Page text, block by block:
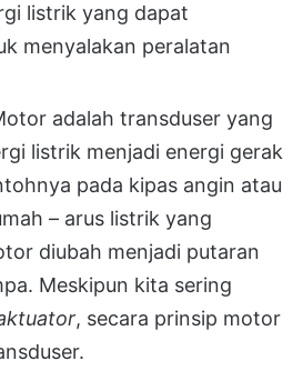
listrik yang dapat
menyalakan peralatan
adalah transduser yang
listrik menjadi energi gerak
pada kipas angin atau
– arus listrik yang
diubah menjadi putaran
Meskipun kita sering
, secara prinsip motor